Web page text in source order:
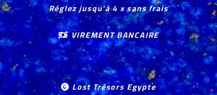
Réglez jusqu'à 4 x sans frais
VIREMENT BANCAIRE
 Lost Trésors Egypte